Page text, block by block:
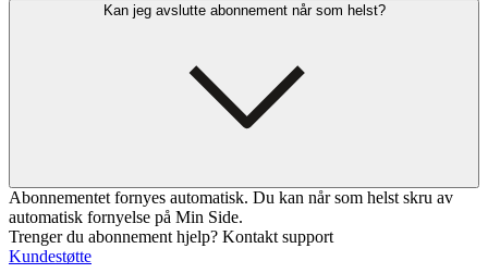
Kan jeg avslutte abonnement når som helst?
Abonnementet fornyes automatisk. Du kan når som helst skru av
automatisk fornyelse på Min Side.
Trenger du abonnement hjelp? Kontakt support
Kundestøtte